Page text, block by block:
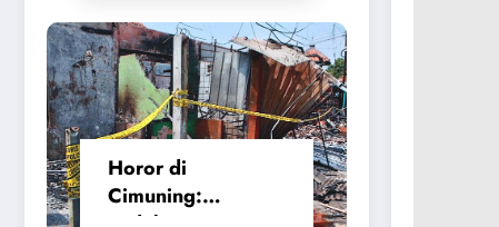
Bencana
Horor di
Cimuning: